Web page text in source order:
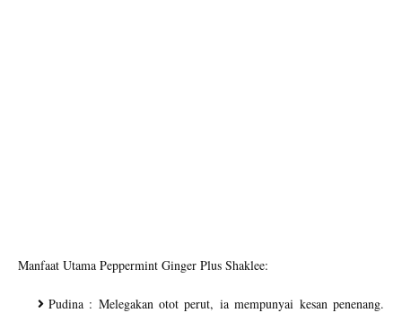
Manfaat Utama Peppermint Ginger Plus Shaklee:
Pudina : Melegakan otot perut, ia mempunyai kesan penenang.